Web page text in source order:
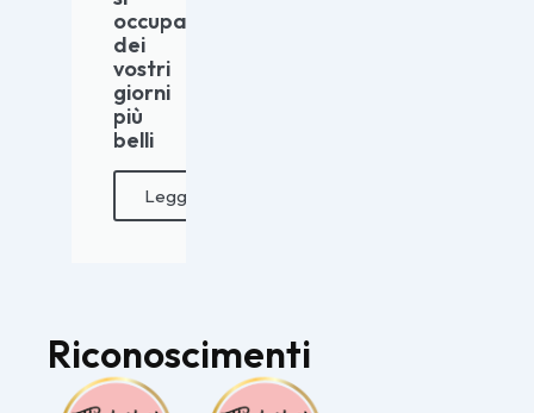
occupano
dei
vostri
giorni
più
belli
Leggi
Riconoscimenti